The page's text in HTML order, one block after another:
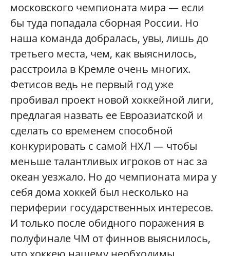
московского чемпионата мира — если
бы туда попадала сборная России. Но
наша команда добралась, увы, лишь до
третьего места, чем, как выяснилось,
расстроила в Кремле очень многих.
Фетисов ведь не первый год уже
пробивал проект новой хоккейной лиги,
предлагая назвать ее Евроазиатской и
сделать со временем способной
конкурировать с самой НХЛ — чтобы
меньше талантливых игроков от нас за
океан уезжало. Но до чемпионата мира у
себя дома хоккей был несколько на
периферии государственных интересов.
И только после обидного поражения в
полуфинале ЧМ от финнов выяснилось,